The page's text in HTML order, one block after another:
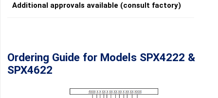
Additional approvals available (consult factory)
Ordering Guide for Models SPX4222 &
SPX4622